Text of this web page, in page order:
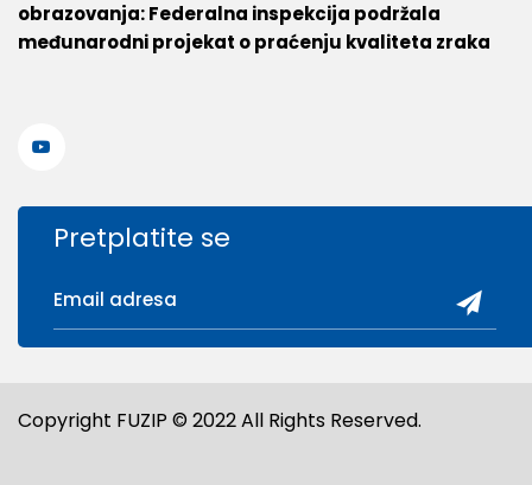
obrazovanja: Federalna inspekcija podržala
međunarodni projekat o praćenju kvaliteta zraka
Pretplatite se
Copyright FUZIP © 2022 All Rights Reserved.